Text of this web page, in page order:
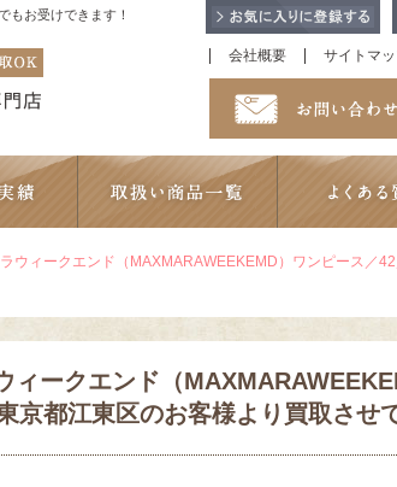
もお受けできます！
会社概要 サイトマ
ウィークエンド（MAXMARAWEEKEMD）ワンピース／
ィークエンド（
京都江東区のお客様より買取させ